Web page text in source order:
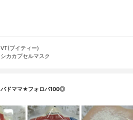
VT(ブイティー)
シカカプセルマスク
バドママ★フォロバ100◎